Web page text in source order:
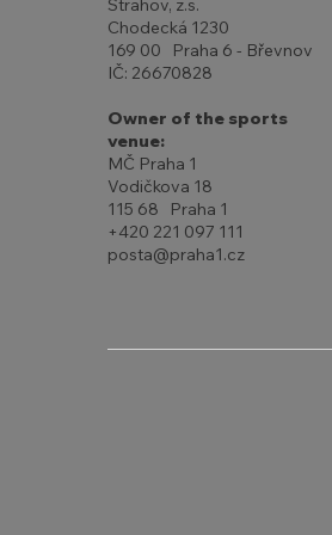
Strahov, z.s.
Chodecká 1230
169 00 Praha 6 - Břevnov
IČ: 26670828
Owner of the sports
venue:
MČ Praha 1
Vodičkova 18
115 68 Praha 1
+420 221 097 111
posta@praha1.cz